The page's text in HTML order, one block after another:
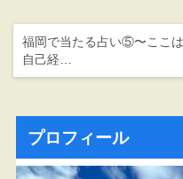
福岡で当たる占い⑤〜ここ
自己経…
プロフィール